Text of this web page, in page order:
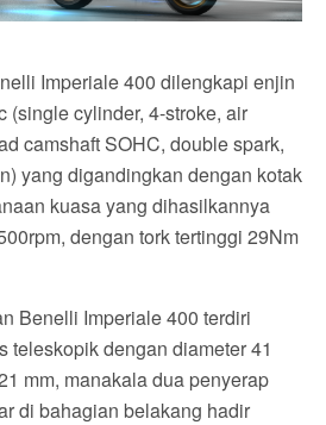
Imperiale 400 dilengkapi enjin
(single cylinder, 4-stroke, air
camshaft SOHC, double spark,
yang digandingkan dengan kotak
kuasa yang dihasilkannya
dengan tork tertinggi 29Nm
Benelli Imperiale 400 terdiri
teleskopik dengan diameter 41
mm, manakala dua penyerap
di bahagian belakang hadir